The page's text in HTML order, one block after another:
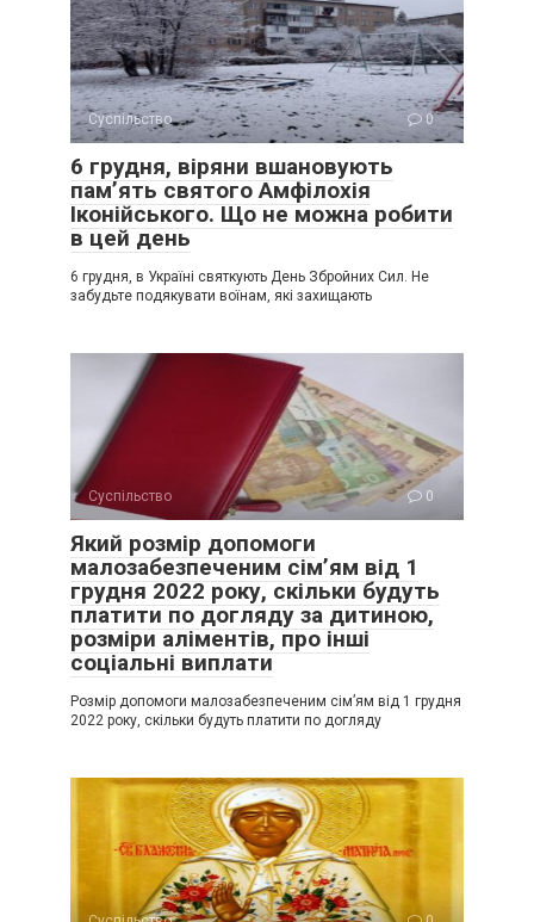
Суспільство 0
6 грудня, віряни вшановують
пам’ять святого Амфілохія
Іконійського. Що не можна робити
в цей день
6 грудня, в Україні святкують День Збройних Сил. Не
забудьте подякувати воїнам, які захищають
Суспільство 0
Який розмір допомоги
малозабезпеченим сім’ям від 1
грудня 2022 року, скільки будуть
платити по догляду за дитиною,
розміри аліментів, про інші
соціальні виплати
Розмір допомоги малозабезпеченим сім’ям від 1 грудня
2022 року, скільки будуть платити по догляду